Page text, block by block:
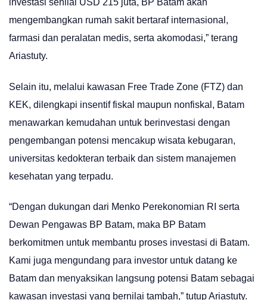
investasi senilai USD 215 juta, BP Batam akan
mengembangkan rumah sakit bertaraf internasional,
farmasi dan peralatan medis, serta akomodasi,” terang
Ariastuty.
Selain itu, melalui kawasan Free Trade Zone (FTZ) dan
KEK, dilengkapi insentif fiskal maupun nonfiskal, Batam
menawarkan kemudahan untuk berinvestasi dengan
pengembangan potensi mencakup wisata kebugaran,
universitas kedokteran terbaik dan sistem manajemen
kesehatan yang terpadu.
“Dengan dukungan dari Menko Perekonomian RI serta
Dewan Pengawas BP Batam, maka BP Batam
berkomitmen untuk membantu proses investasi di Batam.
Kami juga mengundang para investor untuk datang ke
Batam dan menyaksikan langsung potensi Batam sebagai
kawasan investasi yang bernilai tambah,” tutup Ariastuty.